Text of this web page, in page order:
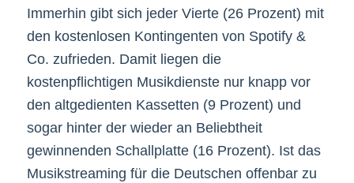
Immerhin gibt sich jeder Vierte (26 Prozent) mit
den kostenlosen Kontingenten von Spotify &
Co. zufrieden. Damit liegen die
kostenpflichtigen Musikdienste nur knapp vor
den altgedienten Kassetten (9 Prozent) und
sogar hinter der wieder an Beliebtheit
gewinnenden Schallplatte (16 Prozent). Ist das
Musikstreaming für die Deutschen offenbar zu